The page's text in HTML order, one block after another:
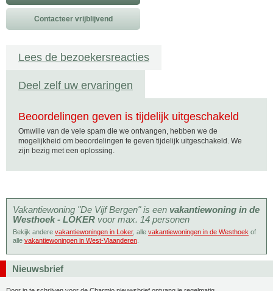
Contacteer vrijblijvend
Lees de bezoekersreacties
Deel zelf uw ervaringen
Beoordelingen geven is tijdelijk uitgeschakeld
Omwille van de vele spam die we ontvangen, hebben we de
mogelijkheid om beoordelingen te geven tijdelijk uitgeschakeld. We
zijn bezig met een oplossing.
Vakantiewoning "De Vijf Bergen" is een vakantiewoning in de
Westhoek - LOKER voor max. 14 personen
Bekijk andere vakantiewoningen in Loker, alle vakantiewoningen in de Westhoek of
alle vakantiewoningen in West-Vlaanderen
Nieuwsbrief